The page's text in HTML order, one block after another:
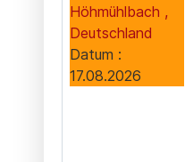
Höhmühlbach ,
Deutschland
Datum :
17.08.2026